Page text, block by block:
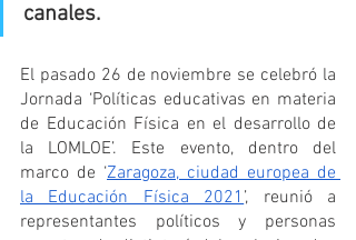
canales.
El pasado 26 de noviembre se celebró la
Jornada ‘Políticas educativas en materia
de Educación Física en el desarrollo de
la LOMLOE’. Este evento, dentro del
marco de ‘Zaragoza, ciudad europea de
la Educación Física 2021’, reunió a
representantes políticos y personas